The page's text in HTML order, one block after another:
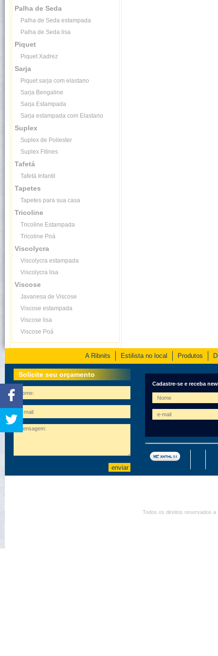
Palha de Seda
Palha de Seda estampada
Palha de Seda lisa
Piquet
Piquet Xadrez
Sarja
Piquet sarja com elastano
Sarja Bengaline
Sarja Estampada
Sarja estampada com Elastano
Suplex
Suplex de Poliester
Suplex Fitines
Tafetá
Tafetá Infantil
Tapetes
Tapetes para sua casa
Tricoline
Tricoline Estampada
Tricoline Poá
Viscolycra
Viscolycra estampada
Viscolycra lisa
Viscose
Javanesa de Viscose
Viscose estampada
Viscose lisa
Viscose Poá
A Ribnits Estilista no local Produtos
Solicite seu orçamento
Cadastre-se e receba
Todos os direitos reservados a